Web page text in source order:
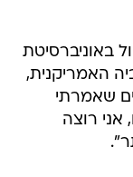
באוניברסיטת
האמריקנית,
שאמרתי
אני רוצה